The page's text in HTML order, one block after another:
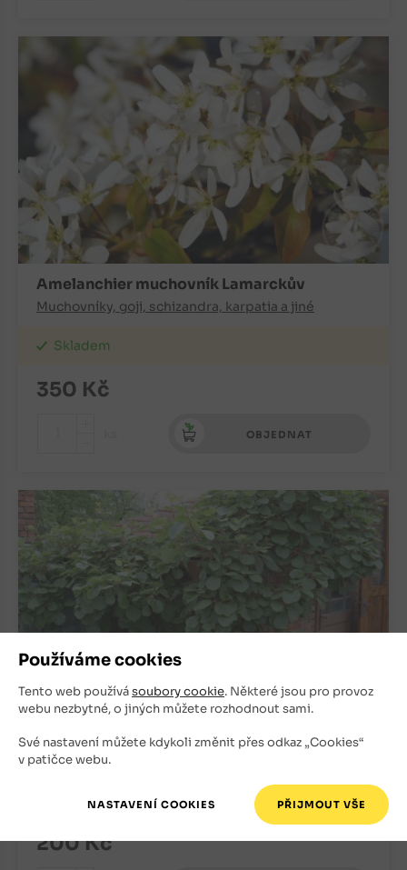
Používáme cookies
Tento web používásoubory cookie. Některé jsou pro provoz
webu nezbytné, o jiných můžete rozhodnout sami.
Své nastavení můžete kdykoli změnit přes odkaz „Cookies“
v patičce webu.
Amelanchier muchovník Lamarckův
Muchovníky, goji, schizandra, karpatia a jiné
Skladem
350 Kč
OBJEDNAT
Atlas kiwi samčí rostlina
Kiwi
Skladem
200Kč